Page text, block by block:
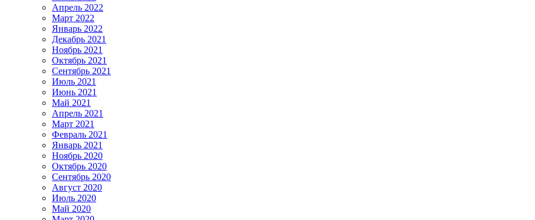
Апрель 2022
Март 2022
Январь 2022
Декабрь 2021
Ноябрь 2021
Октябрь 2021
Сентябрь 2021
Июль 2021
Июнь 2021
Май 2021
Апрель 2021
Март 2021
Февраль 2021
Январь 2021
Ноябрь 2020
Октябрь 2020
Сентябрь 2020
Август 2020
Июль 2020
Май 2020